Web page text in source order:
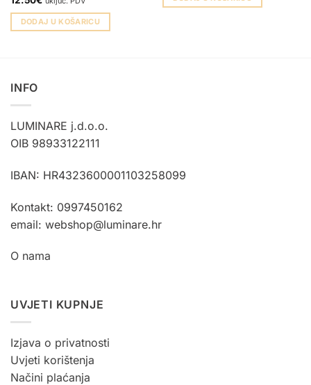
DODAJ U KOŠARICU
INFO
LUMINARE j.d.o.o.
OIB 98933122111
IBAN: HR4323600001103258099
Kontakt: 0997450162
email: webshop@luminare.hr
O nama
UVJETI KUPNJE
Izjava o privatnosti
Uvjeti korištenja
Načini plaćanja